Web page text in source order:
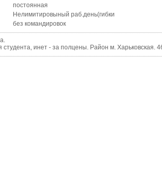
постоянная
Нелимитировыный раб.день(гибки
без командировок
инет - за полцены. Район м. Харьковская.